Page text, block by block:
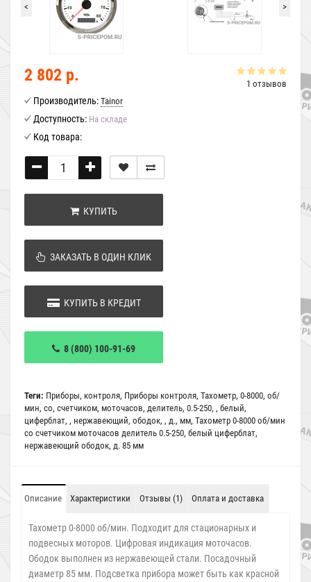
< >
1 отзывов
2 802 р.
Производитель: Tainor
Доступность: На складе
Код товара:
КУПИТЬ
ЗАКАЗАТЬ В ОДИН КЛИК
КУПИТЬ В КРЕДИТ
8 (800) 100-91-69
Теги: Приборы, контроля, Приборы контроля, Тахометр, 0-8000, об/
мин, со, счетчиком, моточасов, делитель, 0.5-250, , белый,
циферблат, , нержавеющий, ободок, , д., мм, Тахометр 0-8000 об/мин
со счетчиком моточасов делитель 0.5-250, белый циферблат,
нержавеющий ободок, д. 85 мм
Описание Характеристики Отзывы (1) Оплата и доставка
Тахометр 0-8000 об/мин. Подходит для стационарных и
подвесных моторов. Цифровая индикация моточасов.
Ободок выполнен из нержавеющей стали. Посадочный
диаметр 85 мм. Подсветка прибора может быть как красной